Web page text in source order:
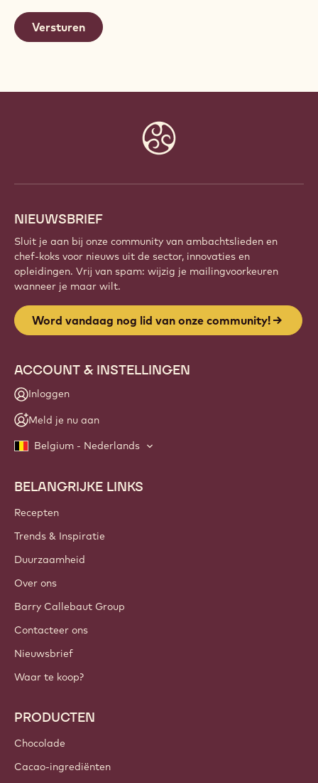
NIEUWSBRIEF
Sluit je aan bij onze community van ambachtslieden en
chef-koks voor nieuws uit de sector, innovaties en
opleidingen. Vrij van spam: wijzig je mailingvoorkeuren
wanneer je maar wilt.
Word vandaag nog lid van onze community!
ACCOUNT & INSTELLINGEN
Inloggen
Meld je nu aan
Belgium - Nederlands
Footer
Callebaut
BELANGRIJKE LINKS
Recepten
Trends & Inspiratie
Duurzaamheid
Over ons
Barry Callebaut Group
Contacteer ons
Nieuwsbrief
Waar te koop?
PRODUCTEN
Chocolade
Cacao-ingrediënten